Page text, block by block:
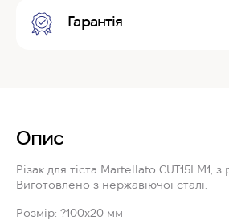
Гарантія
Опис
Різак для тіста Martellato CUT15LM1 ,
Виготовлено з нержавіючої сталі.
Розмір: ?100x20 мм